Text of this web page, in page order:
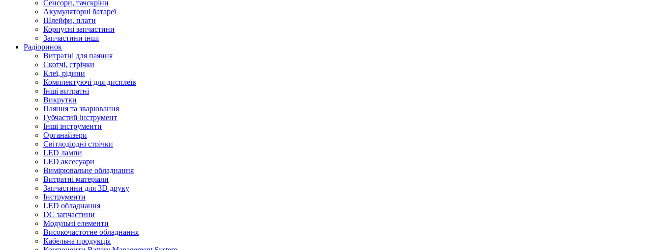
Сенсори, тачскріни
Акумуляторні батареї
Шлейфи, плати
Корпусні запчастини
Запчастини інші
Радіоринок
Витратні для паяння
Скотчі, стрічки
Клеї, рідини
Комплектуючі для дисплеїв
Інші витратні
Викрутки
Паяння та зварювання
Губчастий інструмент
Інші інструменти
Органайзери
Світлодіодні стрічки
LED лампи
LED аксесуари
Вимірювальне обладнання
Витратні матеріали
Запчастини для 3D друку
Інструменти
LED обладнання
DC запчастини
Модульні елементи
Високочастотне обладнання
Кабельна продукція